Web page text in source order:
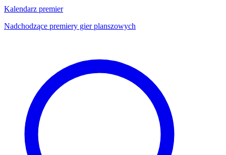
Kalendarz premier
Nadchodzące premiery gier planszowych